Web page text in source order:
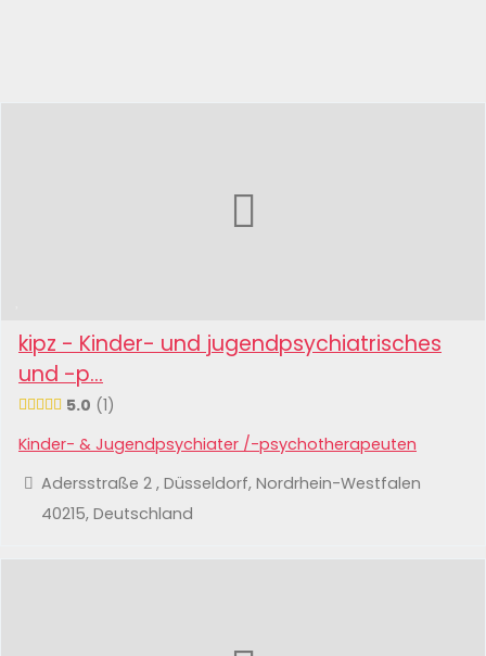
kipz - Kinder- und jugendpsychiatrisches
und -p...
5.0 1
Kinder- & Jugendpsychiater /-psychotherapeuten
Adersstraße 2 , Düsseldorf, Nordrhein-Westfalen
40215, Deutschland